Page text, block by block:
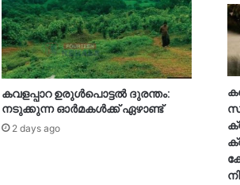
കവളപ്പാറ ഉരുൾപൊട്ടൽ ദുരന്തം:
നടുക്കുന്ന ഓർമകൾക്ക് ഏഴാണ്ട്
2 days ago